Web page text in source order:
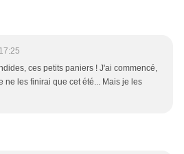
ces petits paniers ! J'ai commencé,
ne les finirai que cet été... Mais je les